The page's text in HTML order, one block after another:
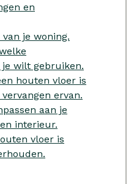
en
je woning.
wilt gebruiken.
houten vloer is
ervan.
aan je
interieur.
vloer is